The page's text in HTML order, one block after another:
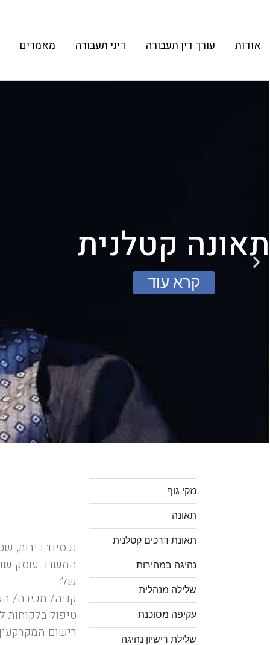
אודות עורך דין תעבורה דיני תעבורה מאמרים
תאונה קטלנית
קרא עוד
נזקי גוף
תאונה
תאונת דרכים קטלנית
נהיגה במהירות
שלילה מנהלית
עקיפה מסוכנת
שלילת רישיון נהיגה
נכסים: דירות,
המשרד עוסק
של:
קניה/ מכירה/
טיפול בלקוחות
רישום